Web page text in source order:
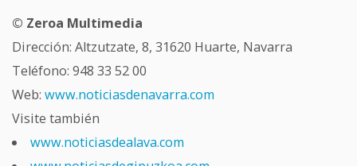
© Zeroa Multimedia
Dirección: Altzutzate, 8, 31620 Huarte, Navarra
Teléfono: 948 33 52 00
Web: www.noticiasdenavarra.com
Visite también
www.noticiasdealava.com